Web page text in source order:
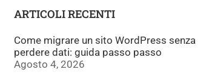
ARTICOLI RECENTI
Come migrare un sito WordPress senza
perdere dati: guida passo passo
Agosto 4, 2026